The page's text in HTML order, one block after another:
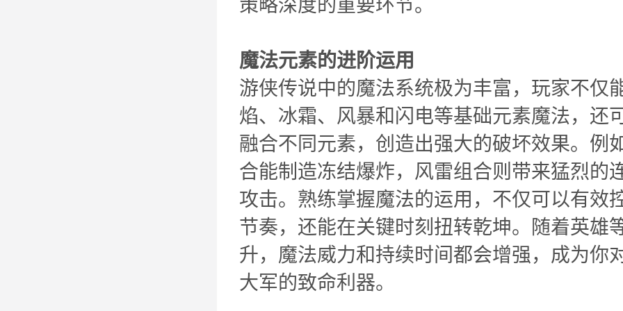
策略深度的重要环节。
魔法元素的进阶运用
游侠传说中的魔法系统极为丰富，玩家不仅
焰、冰霜、风暴和闪电等基础元素魔法，还
融合不同元素，创造出强大的破坏效果。例
合能制造冻结爆炸，风雷组合则带来猛烈的
攻击。熟练掌握魔法的运用，不仅可以有效
节奏，还能在关键时刻扭转乾坤。随着英雄
升，魔法威力和持续时间都会增强，成为你
大军的致命利器。